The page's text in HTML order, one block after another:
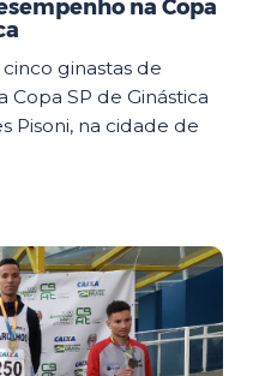
na Copa
ginastas de
SP de Ginástica
Pisoni, na cidade de